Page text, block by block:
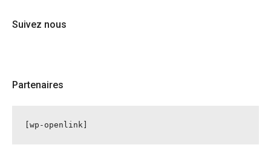
Suivez nous
Partenaires
[wp-openlink]